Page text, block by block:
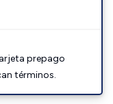
prepago
términos.